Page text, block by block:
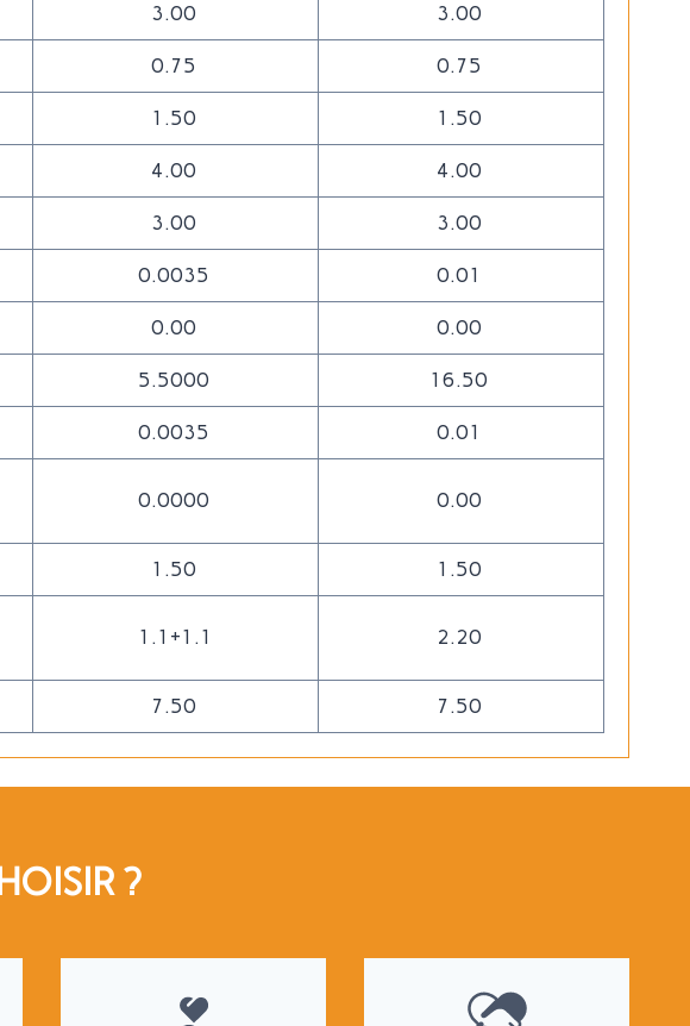
3.00 3.00
0.75 0.75
1.50 1.50
4.00 4.00
3.00 3.00
0.0035 0.01
0.00 0.00
5.5000 16.50
0.0035 0.01
0.0000 0.00
1.50 1.50
1.1+1.1 2.20
7.50 7.50
?